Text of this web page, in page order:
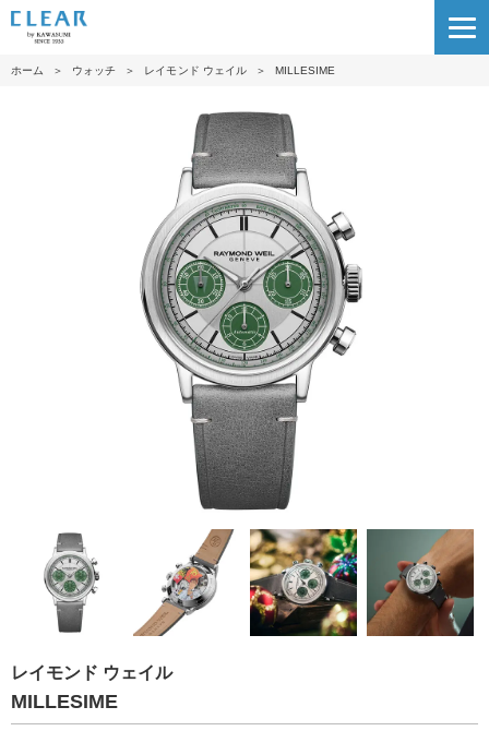
ホーム ＞ ウォッチ ＞ レイモンド ウェイル ＞ MILLESIME
レイモンド ウェイル
MILLESIME